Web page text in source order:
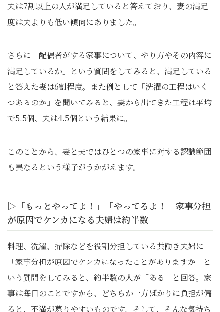
夫は7割以上の人が満足していると答えており、妻の満足
度は夫よりも低い傾向にありました。
さらに「配偶者がする家事について、やり方やその内容に
満足しているか」という質問をしてみると、満足している
と答えた妻は6割程度。また例として「洗濯の工程はいく
つあるのか」を聞いてみると、妻から出てきた工程は平均
で5.5個、夫は4.5個という結果に。
このことから、妻と夫ではひとつの家事に対する認識範囲
も異なるという様子がうかがえます。
▷「もっとやってよ！」「やってるよ！」家事分担
が原因でケンカになる夫婦は約半数
料理、洗濯、掃除などを役割分担している共働き夫婦に
「家事分担が原因でケンカになったことがありますか」と
いう質問をしてみると、約半数の人が「ある」と回答。家
事は毎日のことですから、どちらか一方ばかりに負担が偏
ると、不満が募りやすいものです。そして、そんな気持ち